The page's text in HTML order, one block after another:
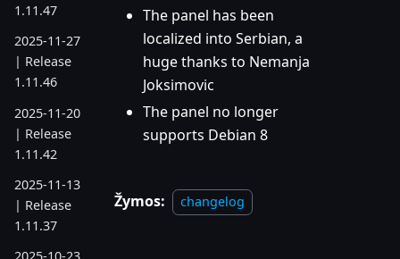
1.11.47
2025-11-27
| Release
1.11.46
2025-11-20
| Release
1.11.42
2025-11-13
| Release
1.11.37
The panel has been
localized into Serbian, a
huge thanks to Nemanja
Joksimovic
The panel no longer
supports Debian 8
Žymos: changelog